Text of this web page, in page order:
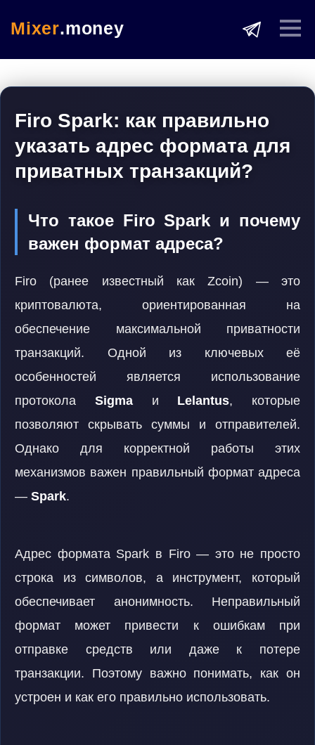
Mixer.money
Firo Spark: как правильно
указать адрес формата для
приватных транзакций?
Что такое Firo Spark и почему
важен формат адреса?
Firo (ранее известный как Zcoin) — это
криптовалюта, ориентированная на
обеспечение максимальной приватности
транзакций. Одной из ключевых её
особенностей является использование
протокола Sigmaи Lelantus, которые
позволяют скрывать суммы и отправителей.
Однако для корректной работы этих
механизмов важен правильный формат адреса
— Spark.
Адрес формата Spark в Firo — это не просто
строка из символов, а инструмент, который
обеспечивает анонимность. Неправильный
формат может привести к ошибкам при
отправке средств или даже к потере
транзакции. Поэтому важно понимать, как он
устроен и как его правильно использовать.